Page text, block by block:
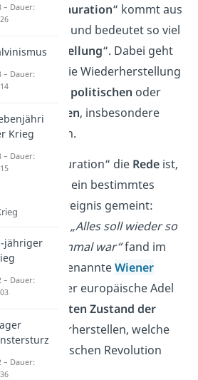
„ Restauration“ kommt aus
Lateinischen und bedeutet so viel
Wiederherstellung“. Dabei geht
allem um die Wiederherstellung
politischen oder
Zuständen, insbesondere
Revolutionen.
von „Restauration“ die Rede ist,
ist meistens ein bestimmtes
Ereignis gemeint:
dem Motto„Alles soll wieder so
wie es einmal war“fand im
1815 der sogenannteWiener
statt. Der europäische Adel
alten Zustand der
wiederherstellen, welche
der Französischen Revolution
– Dauer:
– Dauer:
Krieg
– Dauer:
jähriger
– Dauer:
– Dauer: